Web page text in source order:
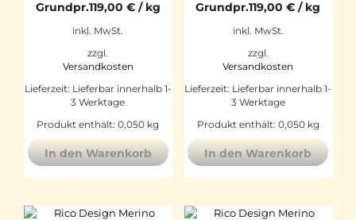
Grundpr.119,00 €/ kg
inkl. MwSt.
zzgl.
Versandkosten
Lieferzeit: Lieferbar innerhalb 1-
3 Werktage
Produkt enthält: 0,050 kg
In den Warenkorb
Grundpr.119,00€ / kg
inkl. MwSt.
zzgl.
Versandkosten
Lieferzeit: Lieferbar innerhalb 1-
3 Werktage
Produkt enthält: 0,050 kg
In den Warenkorb